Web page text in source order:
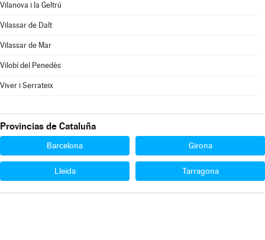
Vilanova i la Geltrú
Vilassar de Dalt
Vilassar de Mar
Vilobí del Penedès
Viver i Serrateix
Provincias de Cataluña
Barcelona Girona
Lleida Tarragona